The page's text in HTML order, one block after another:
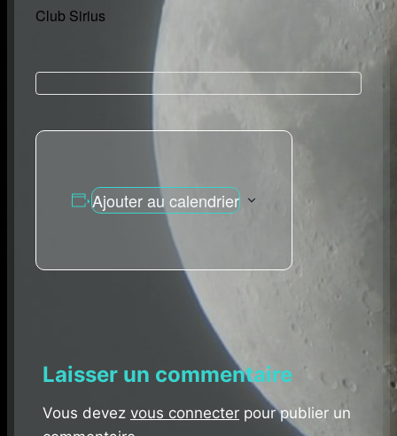
Club Sirius
Ajouter au calendrier
Laisser un commentaire
Vous devez vous connecter pour publier un